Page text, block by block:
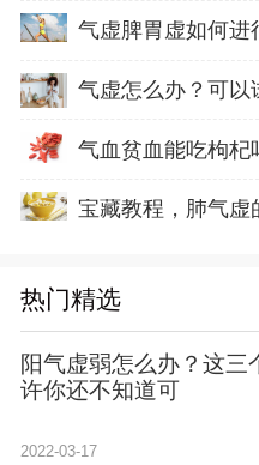
气虚怎么办？可以
气血贫血能吃枸杞
宝藏教程，肺气虚
热门精选
阳气虚弱怎么办？这三
许你还不知道可
2022-03-17